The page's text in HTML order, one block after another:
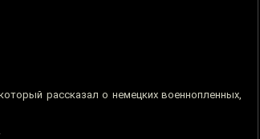
рассказал о немецких военнопленных,